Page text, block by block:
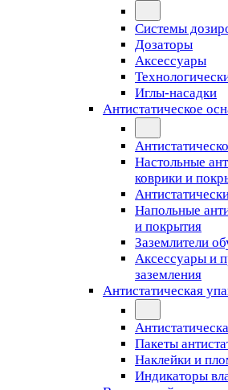
Системы
Дозаторы
Аксессуары
Иглы-насадки
Антистатическое
Настольные
коврики и
Напольные
и покрытия
Заземлители
Аксессуары и
заземления
Антистатическая
Пакеты
Наклейки и
Индикаторы